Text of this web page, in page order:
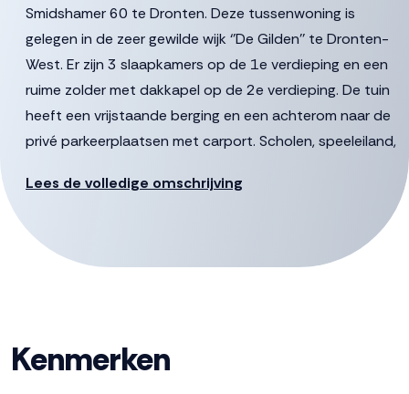
Smidshamer 60 te Dronten. Deze tussenwoning is
gelegen in de zeer gewilde wijk ‘’De Gilden’’ te Dronten-
West. Er zijn 3 slaapkamers op de 1e verdieping en een
ruime zolder met dakkapel op de 2e verdieping. De tuin
heeft een vrijstaande berging en een achterom naar de
privé parkeerplaatsen met carport. Scholen, speeleiland,
op korte afstand.
De gestelde vraagprijs betreft een “bieden vanaf prijs”
biedingen vanaf €315.000 k.k. zullen door verkoper in
Begane grond:
Via de entree heb je toegang tot de hal met garderobe,
Lees de volledige omschrijving
Kenmerken